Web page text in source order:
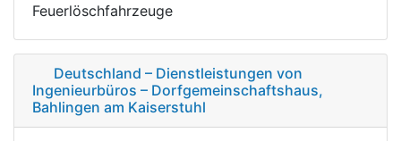
Feuerlöschfahrzeuge
Deutschland – Dienstleistungen von
Ingenieurbüros – Dorfgemeinschaftshaus,
Bahlingen am Kaiserstuhl